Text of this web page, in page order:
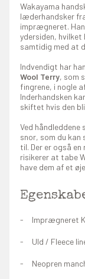
Wakayama
læderhandsker
imprægneret.
ydersiden,
samtidig med at
Indvendigt har
Wool Terry, som
fingrene, i nogle
Inderhandsken
skiftet hvis den
Ved
snor, som du
til. Der er også
risikerer at tabe
have dem af et
Imprægneret
Uld / Fleece
Neopren